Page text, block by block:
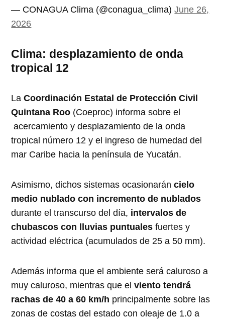
— CONAGUA Clima (@conagua_clima)June 26,
2026
Clima: desplazamiento de onda
tropical 12
La Coordinación Estatal de Protección Civil
Quintana Roo (Coeproc) informa sobre el
acercamiento y desplazamiento de la onda
tropical número 12 y el ingreso de humedad del
mar Caribe hacia la península de Yucatán.
Asimismo, dichos sistemas ocasionaráncielo
medio nublado con incremento de nublados
durante el transcurso del día, intervalos de
chubascos con lluvias puntuales fuertes y
actividad eléctrica (acumulados de 25 a 50 mm).
Además informa que el ambiente será caluroso a
muy caluroso, mientras que elviento tendrá
rachas de 40 a 60 km/h principalmente sobre las
zonas de costas del estado con oleaje de 1.0 a